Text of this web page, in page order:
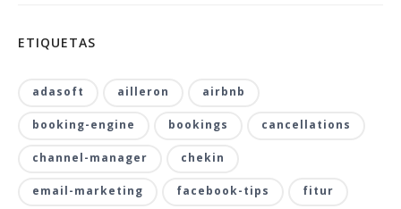
ETIQUETAS
adasoft ailleron airbnb
booking-engine bookings cancellations
channel-manager chekin
email-marketing facebook-tips fitur